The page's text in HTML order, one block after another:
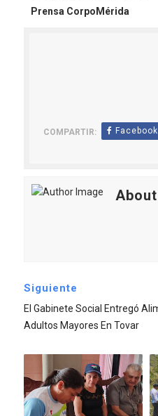
Prensa CorpoMérida
COMPARTIR: Facebook
Siguiente
El Gabinete Social Entregó
Adultos Mayores En Tovar